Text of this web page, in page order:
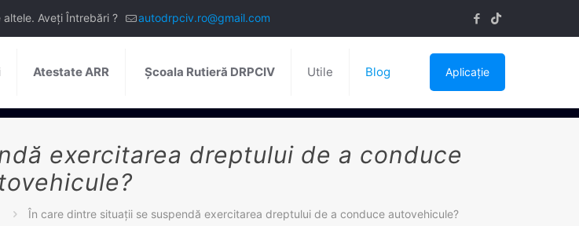
altele. Aveți Întrebări ? autodrpciv.ro@gmail.com
Atestate ARR Școala Rutieră DRPCIV Utile Blog Aplicație
exercitarea dreptului de a conduce
În care dintre situaţii se suspendă exercitarea dreptului de a conduce autovehicule?